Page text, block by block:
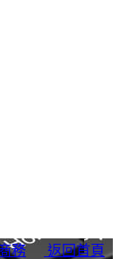
務
返回首頁